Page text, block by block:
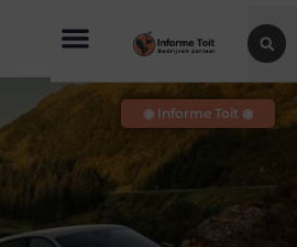
◉ Informe Toit ◉